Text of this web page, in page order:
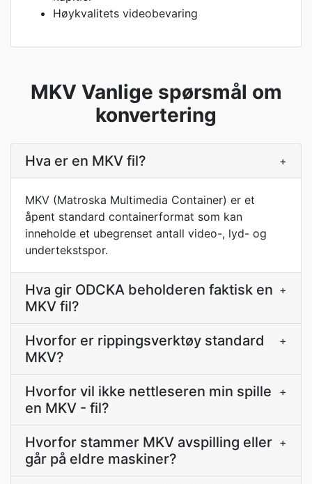
Høykvalitets videobevaring
MKV Vanlige spørsmål om
konvertering
Hva er en MKV fil? +
MKV (Matroska Multimedia Container) er et
åpent standard containerformat som kan
inneholde et ubegrenset antall video-, lyd- og
undertekstspor.
Hva gir ODCKA beholderen faktisk en
MKV fil?
+
Hvorfor er rippingsverktøy standard
MKV?
+
Hvorfor vil ikke nettleseren min spille
en MKV - fil?
+
Hvorfor stammer MKV avspilling eller
går på eldre maskiner?
+